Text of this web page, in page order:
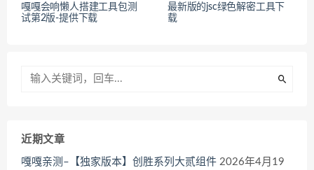
嘎嘎会响懒人搭建工具包测
试第2版-提供下载
最新版的jsc绿色解密工具下
载
近期文章
嘎嘎亲测–【独家版本】创胜系列大贰组件 2026年4月19